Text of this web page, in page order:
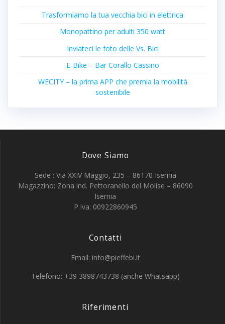
Trasformiamo la tua vecchia bici in elettrica
Monopattino per adulti 350 watt
Inviateci le foto delle Vs. Bici
E-Bike – Bar Corallo Cassino
WECITY – la prima APP che premia la mobilità
sostenibile
Dove Siamo
Sede : Via XXIV Maggio, 235 – 86170 Isernia
Magazzino: Zona ind. Pettoranello del Molise – 86090
Isernia
P.Iva: 00922860945
Contatti
Email: info@pieffebi.it
Telefono: +39 3898743738 (anche Whatsapp)
Riferimenti